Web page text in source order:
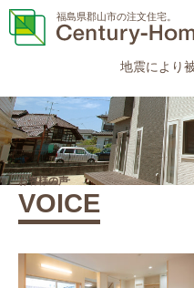
福島県郡山市の注文住宅。
地震により
お客様の声
VOICE